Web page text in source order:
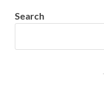
Search